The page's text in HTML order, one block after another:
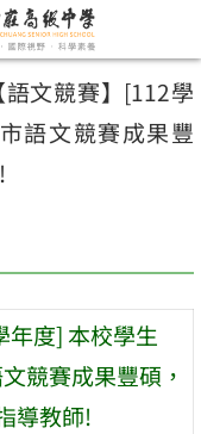
語文競賽】[112學
語文競賽成果豐
年度] 本校學生
競賽成果豐碩，
導教師!